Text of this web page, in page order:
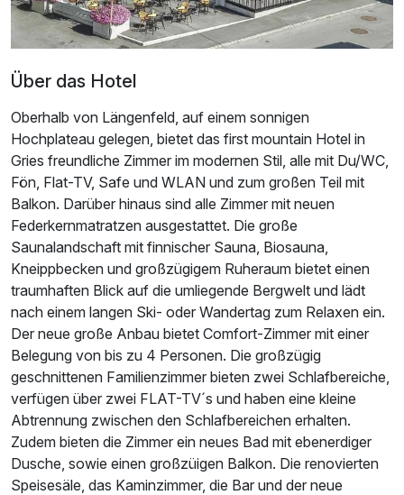
Ausstattung
Für 4 Tage p.P. ab
Über das Hotel
Oberhalb von Längenfeld, auf einem sonnigen
Hochplateau gelegen, bietet das first mountain Hotel in
Gries freundliche Zimmer im modernen Stil, alle mit Du/WC,
Fön, Flat-TV, Safe und WLAN und zum großen Teil mit
Balkon. Darüber hinaus sind alle Zimmer mit neuen
Federkernmatratzen ausgestattet. Die große
Saunalandschaft mit finnischer Sauna, Biosauna,
Kneippbecken und großzügigem Ruheraum bietet einen
traumhaften Blick auf die umliegende Bergwelt und lädt
nach einem langen Ski- oder Wandertag zum Relaxen ein.
Der neue große Anbau bietet Comfort-Zimmer mit einer
Belegung von bis zu 4 Personen. Die großzügig
geschnittenen Familienzimmer bieten zwei Schlafbereiche,
verfügen über zwei FLAT-TV´s und haben eine kleine
Abtrennung zwischen den Schlafbereichen erhalten.
Zudem bieten die Zimmer ein neues Bad mit ebenerdiger
Dusche, sowie einen großzüigen Balkon. Die renovierten
Speisesäle, das Kaminzimmer, die Bar und der neue